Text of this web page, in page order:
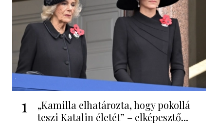
1
„Kamilla elhatározta, hogy pokollá
teszi Katalin életét” – elképesztő...